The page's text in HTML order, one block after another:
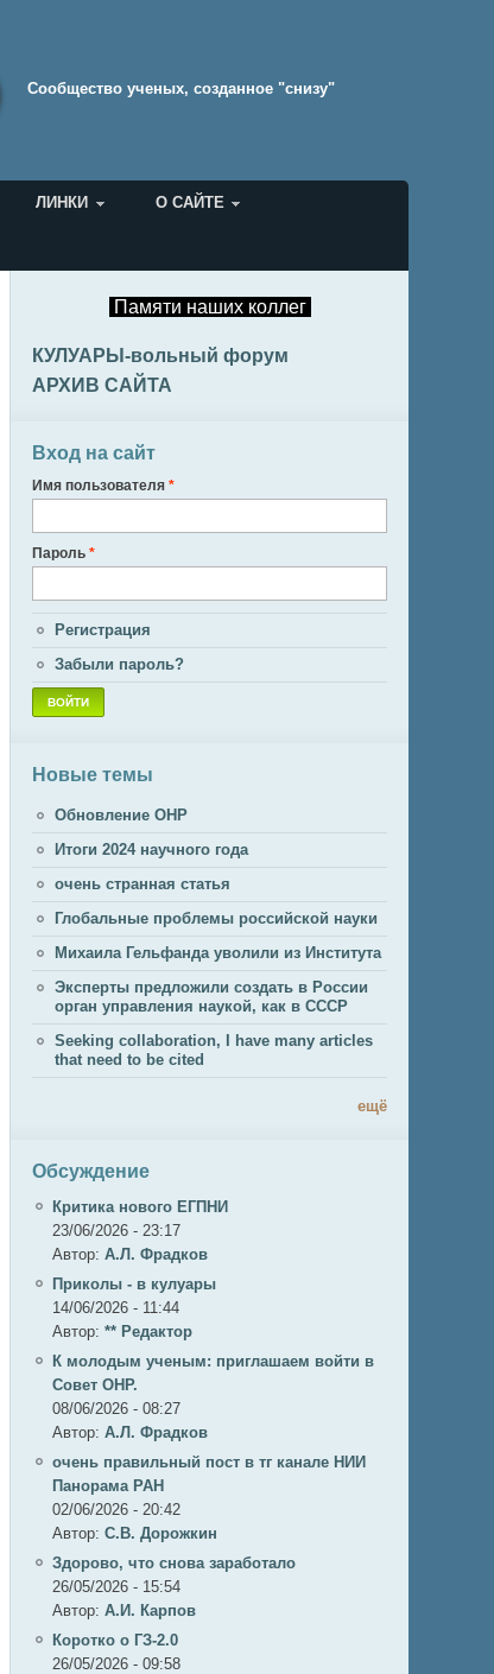
Cообщество ученых, созданное "снизу"
ЛИНКИ О САЙТЕ
Памяти наших коллег
КУЛУАРЫ-вольный форум
АРХИВ САЙТА
Вход на сайт
Имя пользователя *
Пароль *
Регистрация
Забыли пароль?
Новые темы
Обновление ОНР
Итоги 2024 научного года
очень странная статья
Глобальные проблемы российской науки
Михаила Гельфанда уволили из Института
Эксперты предложили создать в России
орган управления наукой, как в СССР
Seeking collaboration, I have many articles
that need to be cited
ещё
Обсуждение
Критика нового ЕГПНИ
23/06/2026 - 23:17
Автор: А.Л. Фрадков
Приколы - в кулуары
14/06/2026 - 11:44
Автор: ** Редактор
К молодым ученым: приглашаем войти в
Совет ОНР.
08/06/2026 - 08:27
Автор: А.Л. Фрадков
очень правильный пост в тг канале НИИ
Панорама РАН
02/06/2026 - 20:42
Автор: С.В. Дорожкин
Здорово, что снова заработало
26/05/2026 - 15:54
Автор: А.И. Карпов
Коротко о ГЗ-2.0
26/05/2026 - 09:58